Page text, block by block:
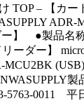
TOP – 【カー
ADR-
ー】 ●製品名称
ーダー】
MCU2BK
製
5763-0011 平